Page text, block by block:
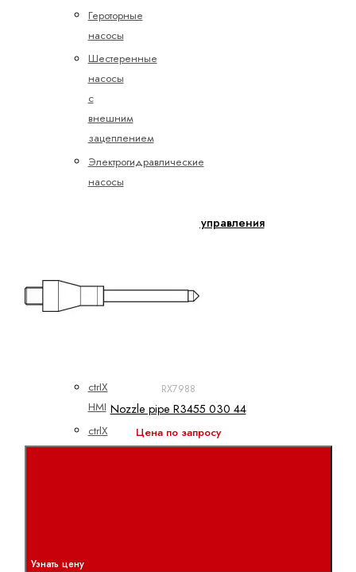
Героторные
насосы
Шестеренные
насосы
с
внешним
зацеплением
Электрогидравлические
насосы
Электроприводы и системы управления
АВТОМАТИЗАЦИЯ
ctrlX
ctrlX
HMI
ctrlX
IOT
RX7988
Nozzle pipe R3455 030 44
Цена по запросу
Узнать цену